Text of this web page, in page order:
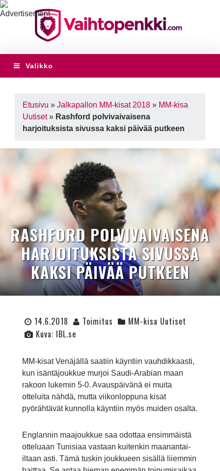
Valikko
Etusivu » Jalkapallon MM-kisat 2018 » MM-kisa
Uutiset» Rashford polvivaivaisena
harjoituksista sivussa kaksi päivää putkeen
RASHFORD POLVIVAIVAISENA
HARJOITUKSISTA SIVUSSA
KAKSI PÄIVÄÄ PUTKEEN
14.6.2018 Toimitus
MM-kisa Uutiset
Kuva: IBL.se
MM-kisat Venäjällä saatiin käyntiin vauhdikkaasti,
kun isäntäjoukkue murjoi Saudi-Arabian maan
rakoon lukemin 5-0. Avauspäivänä ei muita
otteluita nähdä, mutta viikonloppuna kisat
pyörähtävät kunnolla käyntiin myös muiden osalta.
Englannin maajoukkue saa odottaa ensimmäistä
otteluaan Tunisiaa vastaan kuitenkin maanantai-
iltaan asti. Tämä tuskin joukkueen sisällä liiemmin